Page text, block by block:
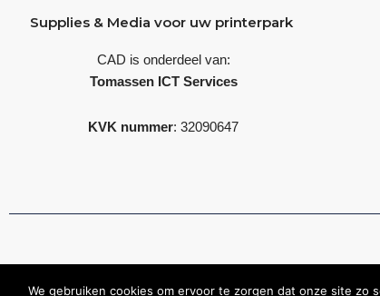
Supplies & Media voor uw printerpark
CAD is onderdeel van:
Tomassen ICT Services
KVK nummer: 32090647
We gebruiken cookies om ervoor te zorgen dat onze site zo